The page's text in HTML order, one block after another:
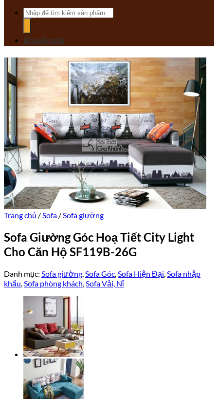
Tìm
kiếm:
Khuyến mãi
Trang chủ /Sofa /Sofa giường
Sofa Giường Góc Hoạ Tiết City Light
Cho Căn Hộ SF119B-26G
Danh mục: Sofa giường,Sofa Góc,Sofa Hiện Đại,Sofa nhập
khẩu,Sofa phòng khách,Sofa Vải, Nỉ